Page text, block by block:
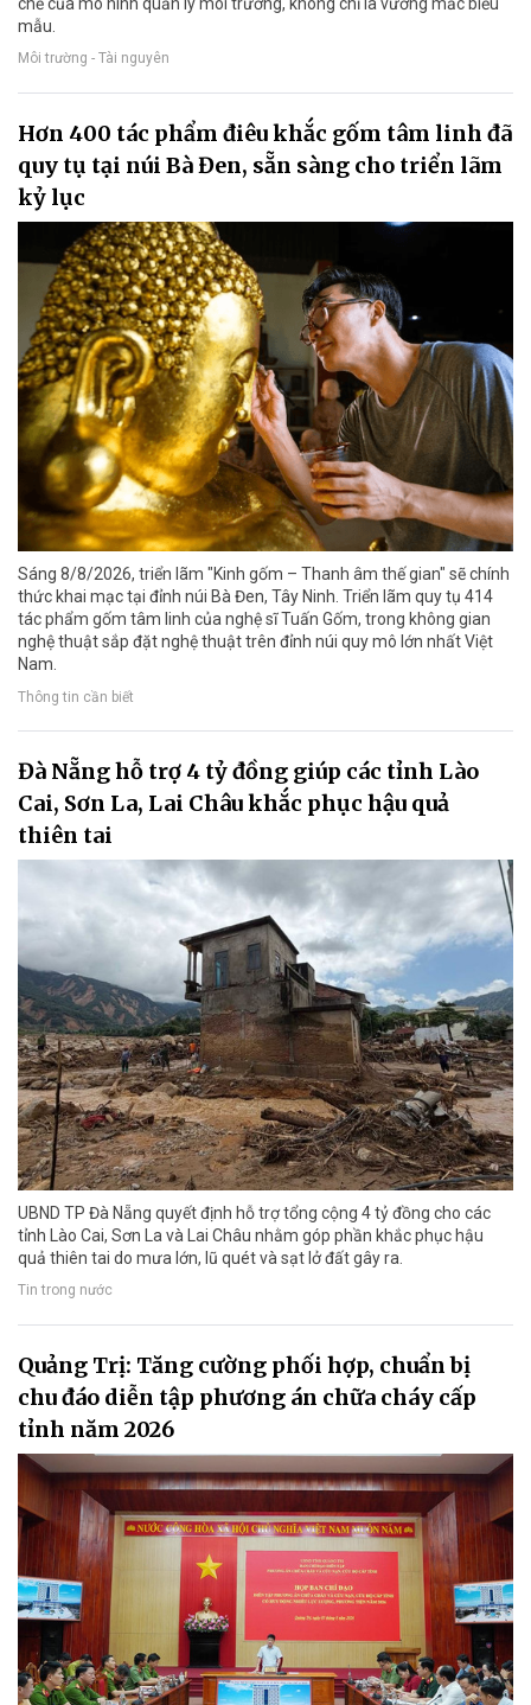
mẫu.
Môi trường - Tài nguyên
Hơn 400 tác phẩm điêu khắc gốm tâm linh đã
quy tụ tại núi Bà Đen, sẵn sàng cho triển lãm
kỷ lục
Sáng 8/8/2026, triển lãm "Kinh gốm – Thanh âm thế gian" sẽ chính
thức khai mạc tại đỉnh núi Bà Đen, Tây Ninh. Triển lãm quy tụ 414
tác phẩm gốm tâm linh của nghệ sĩ Tuấn Gốm, trong không gian
nghệ thuật sắp đặt nghệ thuật trên đỉnh núi quy mô lớn nhất Việt
Nam.
Thông tin cần biết
Đà Nẵng hỗ trợ 4 tỷ đồng giúp các tỉnh Lào
Cai, Sơn La, Lai Châu khắc phục hậu quả
thiên tai
UBND TP Đà Nẵng quyết định hỗ trợ tổng cộng 4 tỷ đồng cho các
tỉnh Lào Cai, Sơn La và Lai Châu nhằm góp phần khắc phục hậu
quả thiên tai do mưa lớn, lũ quét và sạt lở đất gây ra.
Tin trong nước
Quảng Trị: Tăng cường phối hợp, chuẩn bị
chu đáo diễn tập phương án chữa cháy cấp
tỉnh năm 2026